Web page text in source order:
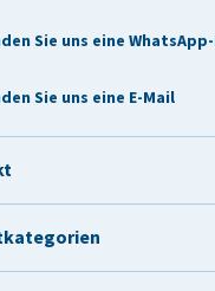
Sie uns eine
Sie uns eine E-Mail